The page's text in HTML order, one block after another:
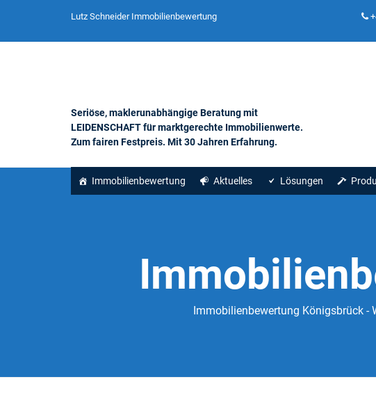
Lutz Schneider Immobilienbewertung
Seriöse, maklerunabhängige Beratung mit
LEIDENSCHAFT für marktgerechte Immobilienwerte.
Zum fairen Festpreis. Mit 30 Jahren Erfahrung.
Immobilienbewertung Aktuelles Lösungen
Immobilienbewertung Königsbrück -